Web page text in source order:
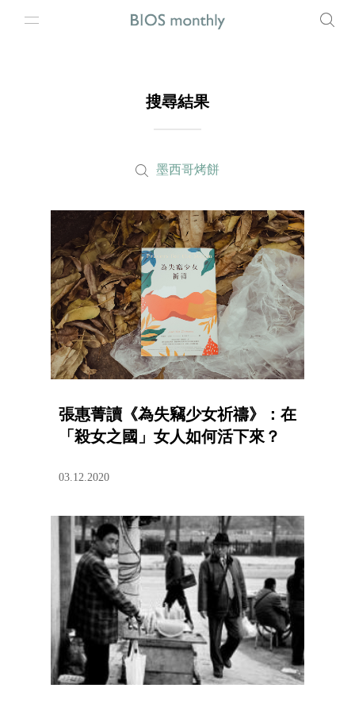
搜尋結果
墨西哥烤餅
張惠菁讀《為失竊少女祈禱》：在
「殺女之國」女人如何活下來？
03.12.2020